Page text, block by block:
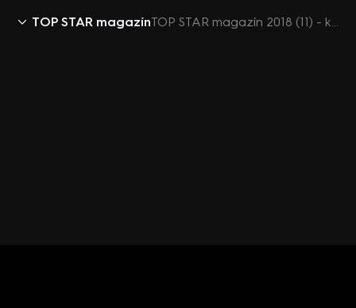
TOP STAR magazín TOP STAR magazín 2018 (11) - komix - Karel Gott uspořádá mega koncert